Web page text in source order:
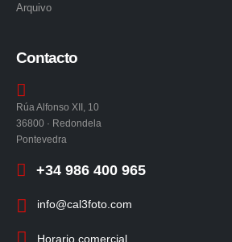
Arquivo
Contacto
Rúa Alfonso XII, 10
36800 · Redondela
Pontevedra
+34 986 400 965
info@cal3foto.com
Horario comercial